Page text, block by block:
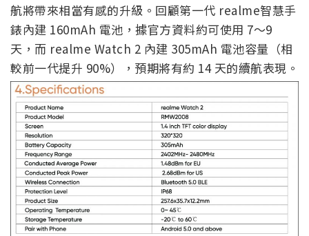
航將帶來相當有感的升級。回顧第一代 realme智慧手
錶內建 160mAh 電池，據官方資料約可使用 7～9
天，而 realme Watch 2 內建 305mAh 電池容量（相
較前一代提升 90%），預期將有約 14 天的續航表現。